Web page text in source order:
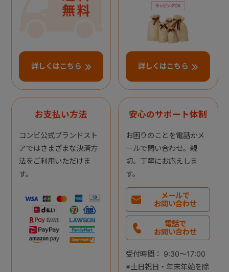
詳しくはこちら 詳しくはこちら
お支払い方法
コンビ公式ブランドスト
アではさまざまな決済方
法をご利用いただけま
す。
安心のサポート体制
お困りのことを電話かメ
ールで問い合わせ。親
切、丁寧にお応えしま
す。
メールで
お問い合わせ
電話で
お問い合わせ
受付時間： 9:30～17:00
※土日祝日・年末年始を除